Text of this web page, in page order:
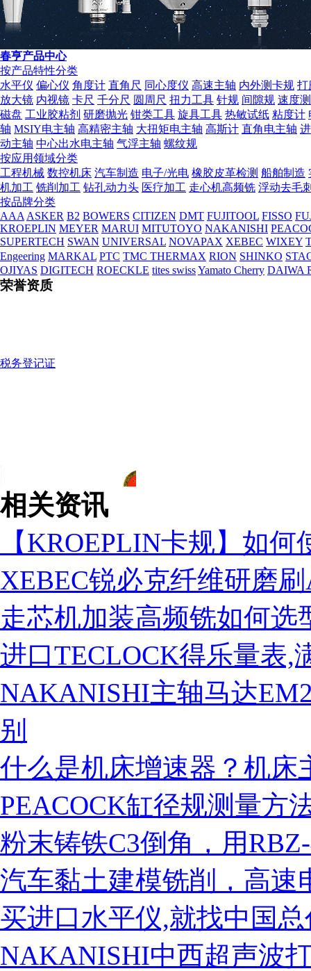
春亨产品中心
按产品特性分类
水平仪 偏心仪 角度计 直角尺 同心度仪 高速主轴 内外测卡规 打
放大镜 内视镜 卡尺 千分尺 圆周尺 扭力工具 针规 间隙规 速度
磁盘 工业胶粘剂 研磨抛光 钳类工具 旋具工具 热敏试纸 粘度计
轴 MSIY电主轴 高精密主轴 大扭矩电主轴 高斯计 直角电主轴
动主轴 中心出水电主轴 气浮主轴 螺纹规
按应用领域分类
工程机械 数控机床 汽车制造 电子/光电 橡胶皮革检测 船舶制造
机加工 铣削加工 钻孔动力头 医疗加工 走心机高频铣 浮动去毛
按品牌分类
AAA ASKER B2 BOWERS CITIZEN DMT FUJITOOL FISSO
KROEPLIN MEYER MARUI MITUTOYO NAKANISHI
SUPERTECH SWAN UNIVERSAL NOVAPAX XEBEC WIXEY
Engeering MARKAL PTC TMC THERMAX RION SHINKO
OJIYAS DIGITECH ROECKLE tites swissYamato Cherry DAIWA
荣誉资质
相关资讯
【KROEPLIN卡规】如何
XEBEC锐必克纤维研磨
走芯机加装高频铣如何选
进口TECLOCK得乐量表,
NAKANISHI主轴马达
别
什么是机床增速器？机床
PEACOCK缸径规测量方
粉末铸铁C3倒角，用
汽车黏土建模铣削，高速
买进口水平仪,就找中国
NAKANISHI中西超声波